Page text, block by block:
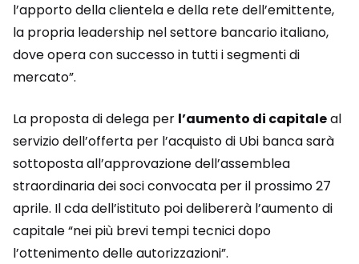
l’apporto della clientela e della rete dell’emittente,
la propria leadership nel settore bancario italiano,
dove opera con successo in tutti i segmenti di
mercato”.
La proposta di delega per l’aumento di capitaleal
servizio dell’offerta per l’acquisto di Ubi banca sarà
sottoposta all’approvazione dell’assemblea
straordinaria dei soci convocata per il prossimo 27
aprile. Il cda dell’istituto poi delibererà l’aumento di
capitale “nei più brevi tempi tecnici dopo
l’ottenimento delle autorizzazioni”.